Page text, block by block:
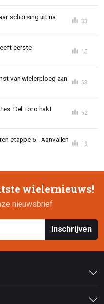
schorsing uit na
33
eerste
15
van wielerploeg aan
53
Del Toro hakt
62
etappe 6 - Aanvallen
19
wielernieuws!
nieuwsbrief
Inschrijven